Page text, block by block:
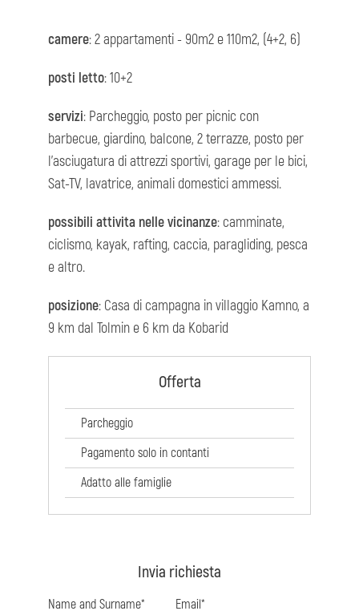
camere: 2 appartamenti - 90m2 e 110m2, (4+2, 6)
posti letto: 10+2
servizi: Parcheggio, posto per picnic con
barbecue, giardino, balcone, 2 terrazze, posto per
l'asciugatura di attrezzi sportivi, garage per le bici,
Sat-TV, lavatrice, animali domestici ammessi.
possibili attivita nelle vicinanze: camminate,
ciclismo, kayak, rafting, caccia, paragliding, pesca
e altro.
posizione: Casa di campagna in villaggio Kamno, a
9 km dal Tolmin e 6 km da Kobarid
Offerta
Parcheggio
Pagamento solo in contanti
Adatto alle famiglie
Invia richiesta
Name and Surname* Email*